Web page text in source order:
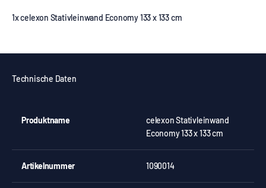
1x celexon Stativleinwand Economy 133 x 133 cm
Technische Daten
Produktname
celexon Stativleinwand
Economy 133 x 133 cm
Artikelnummer 1090014